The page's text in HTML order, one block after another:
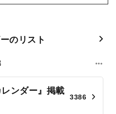
のリスト
ンダー』掲載
3386